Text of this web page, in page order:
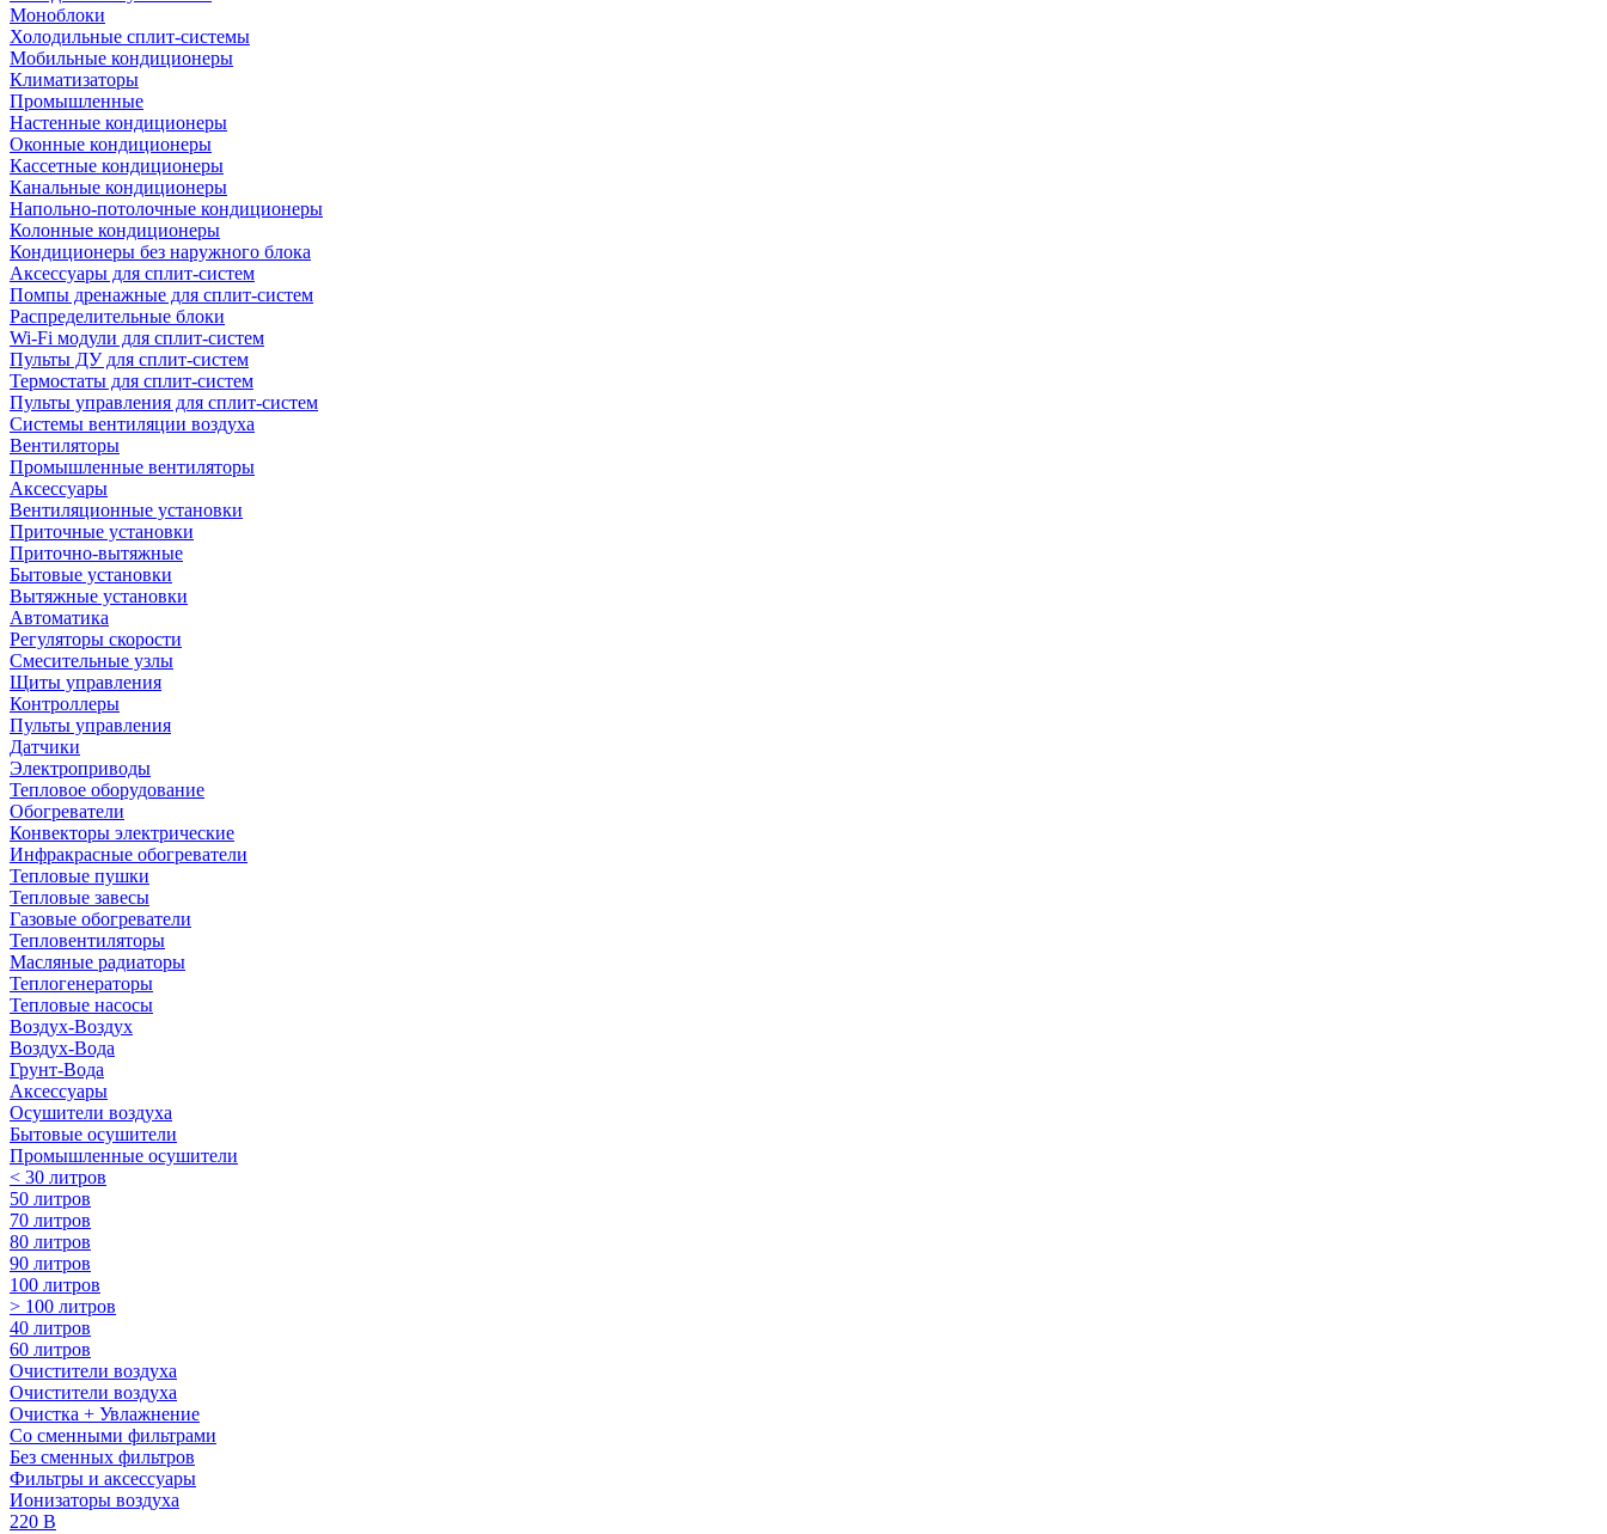
Моноблоки
Холодильные сплит-системы
Мобильные кондиционеры
Климатизаторы
Промышленные
Настенные кондиционеры
Оконные кондиционеры
Кассетные кондиционеры
Канальные кондиционеры
Напольно-потолочные кондиционеры
Колонные кондиционеры
Кондиционеры без наружного блока
Аксессуары для сплит-систем
Помпы дренажные для сплит-систем
Распределительные блоки
Wi-Fi модули для сплит-систем
Пульты ДУ для сплит-систем
Термостаты для сплит-систем
Пульты управления для сплит-систем
Системы вентиляции воздуха
Вентиляторы
Промышленные вентиляторы
Аксессуары
Вентиляционные установки
Приточные установки
Приточно-вытяжные
Бытовые установки
Вытяжные установки
Автоматика
Регуляторы скорости
Смесительные узлы
Щиты управления
Контроллеры
Пульты управления
Датчики
Электроприводы
Тепловое оборудование
Обогреватели
Конвекторы электрические
Инфракрасные обогреватели
Тепловые пушки
Тепловые завесы
Газовые обогреватели
Тепловентиляторы
Масляные радиаторы
Теплогенераторы
Тепловые насосы
Воздух-Воздух
Воздух-Вода
Грунт-Вода
Аксессуары
Осушители воздуха
Бытовые осушители
Промышленные осушители
< 30 литров
50 литров
70 литров
80 литров
90 литров
100 литров
> 100 литров
40 литров
60 литров
Очистители воздуха
Очистители воздуха
Очистка + Увлажнение
Cо сменными фильтрами
Без сменных фильтров
Фильтры и аксессуары
Ионизаторы воздуха
220 В